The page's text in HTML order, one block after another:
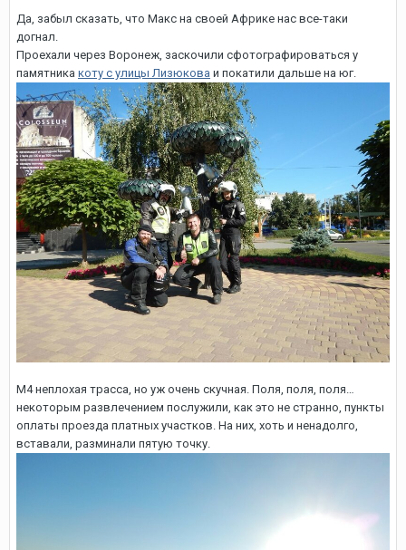
Да, забыл сказать, что Макс на своей Африке нас все-таки
догнал.
Проехали через Воронеж, заскочили сфотографироваться у
памятника коту с улицы Лизюкова и покатили дальше на юг.
М4 неплохая трасса, но уж очень скучная. Поля, поля, поля…
некоторым развлечением послужили, как это не странно, пункты
оплаты проезда платных участков. На них, хоть и ненадолго,
вставали, разминали пятую точку.